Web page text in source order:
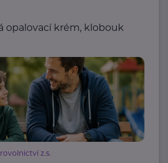
opalovací krém, klobouk
z.s.